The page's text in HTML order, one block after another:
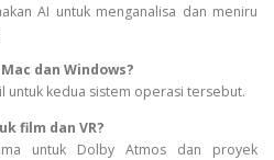
AI untuk menganalisa dan meniru
dan Windows?
untuk kedua sistem operasi tersebut.
film dan VR?
untuk Dolby Atmos dan proyek